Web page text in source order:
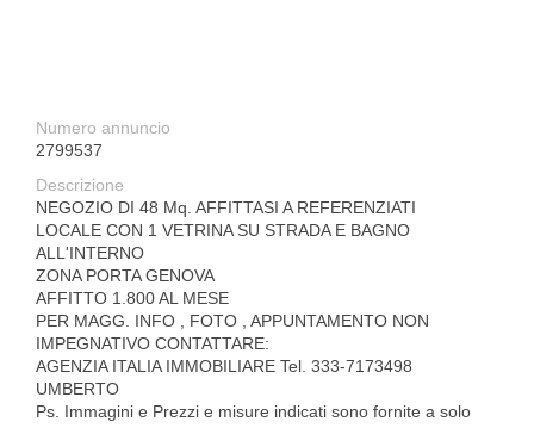
Numero annuncio
2799537
Descrizione
NEGOZIO DI 48 Mq. AFFITTASI A REFERENZIATI
LOCALE CON 1 VETRINA SU STRADA E BAGNO
ALL'INTERNO
ZONA PORTA GENOVA
AFFITTO 1.800 AL MESE
PER MAGG. INFO , FOTO , APPUNTAMENTO NON
IMPEGNATIVO CONTATTARE:
AGENZIA ITALIA IMMOBILIARE Tel. 333-7173498
UMBERTO
Ps. Immagini e Prezzi e misure indicati sono fornite a solo